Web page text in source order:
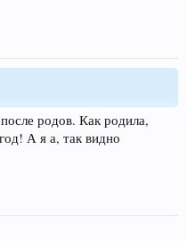
родов. Как родила,
А я а, так видно